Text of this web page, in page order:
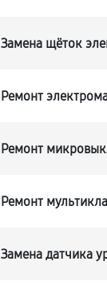
Замена щёток
Ремонт
Ремонт
Ремонт
Замена датчика